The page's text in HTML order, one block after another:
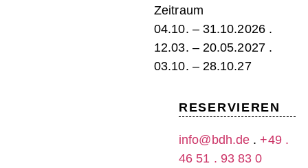
Zeitraum
04.10. – 31.10.2026 .
12.03. – 20.05.2027 .
03.10. – 28.10.27
RESERVIEREN
info@bdh.de .+49 .
46 51 . 93 83 0